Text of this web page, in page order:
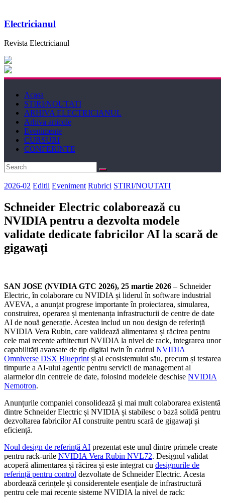
Electricianul
Revista Electricianul
Acasa
STIRI/NOUTATI
ARHIVA ELECTRICIANUL
Arhiva articole
Evenimente
CURSURI
CONFERINTE
2026-02 Editii Eveniment Rubrici STIRI/NOUTATI
Schneider Electric colaborează cu
NVIDIA pentru a dezvolta modele
validate dedicate fabricilor AI la scară de
gigawați
SAN JOSE (NVIDIA GTC 2026), 25 martie 2026 – Schneider
Electric, în colaborare cu NVIDIA și liderul în software industrial
AVEVA, a anunțat progrese importante în proiectarea, simularea,
construirea, operarea și mentenanța infrastructurii de centre de date
AI de nouă generație. Acestea includ un nou design de referință
NVIDIA Vera Rubin, care validează alimentarea și răcirea pentru
cele mai recente arhitecturi NVIDIA la nivel de rack, integrarea unor
capabilități avansate de tip digital twin în cadrul NVIDIA
Omniverse DSX Blueprint și al ecosistemului său, precum și testarea
timpurie a AI-ului agentic pentru servicii de management al
alarmelor din centrele de date, folosind modelele deschise NVIDIA
Nemotron.
Anunțurile companiei consolidează și mai mult colaborarea existentă
dintre Schneider Electric și NVIDIA și stabilesc o bază solidă pentru
dezvoltarea fabricilor AI construite pentru scară de gigawați și
eficiență.
Noul design de referință AI prezentat este unul dintre primele create
pentru rack-urile NVIDIA Vera Rubin NVL72. Designul validat
acoperă alimentarea și răcirea și este integrat cu designurile de
referință pentru control dezvoltate de Schneider Electric. Acesta
abordează cerințele și considerentele esențiale de infrastructură
pentru cele mai recente sisteme NVIDIA la nivel de rack: